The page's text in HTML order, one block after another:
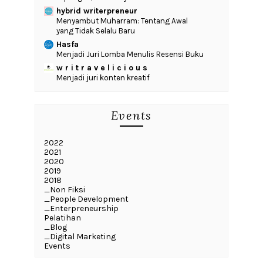
hybrid writerpreneur
Menyambut Muharram: Tentang Awal
yang Tidak Selalu Baru
Hasfa
Menjadi Juri Lomba Menulis Resensi Buku
w r i t r a v e l i c i o u s
Menjadi juri konten kreatif
Events
2022
2021
2020
2019
2018
_Non Fiksi
_People Development
_Enterpreneurship
Pelatihan
_Blog
_Digital Marketing
Events